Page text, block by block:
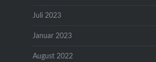
Juli 2023
Januar 2023
August 2022